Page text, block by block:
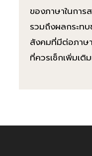
ของภาษาในกา
รวมถึงผลกระท
สังคมที่มีต่อภาษ
ที่ควรเช็กเพิ่มเติ